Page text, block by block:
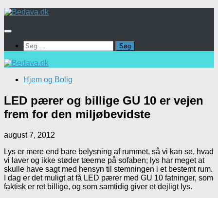
Skip
content
Søg
efter:
Hjem og Bolig
LED pærer og billige GU 10 er vejen
frem for den miljøbevidste
august 7, 2012
Lys er mere end bare belysning af rummet, så vi kan se, hvad
vi laver og ikke støder tæerne på sofaben; lys har meget at
skulle have sagt med hensyn til stemningen i et bestemt rum.
I dag er det muligt at få LED pærer med GU 10 fatninger, som
faktisk er ret billige, og som samtidig giver et dejligt lys.